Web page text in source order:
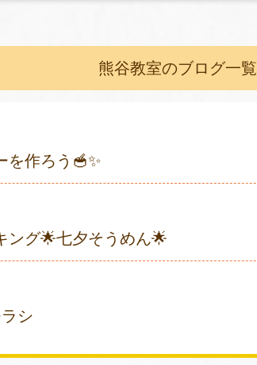
熊谷教室のブログ一覧
を作ろう🥣✨
ング🌟七夕そうめん🌟
シ